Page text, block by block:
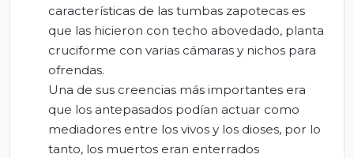
características de las tumbas zapotecas es
que las hicieron con techo abovedado, planta
cruciforme con varias cámaras y nichos para
ofrendas.
Una de sus creencias más importantes era
que los antepasados podían actuar como
mediadores entre los vivos y los dioses, por lo
tanto, los muertos eran enterrados